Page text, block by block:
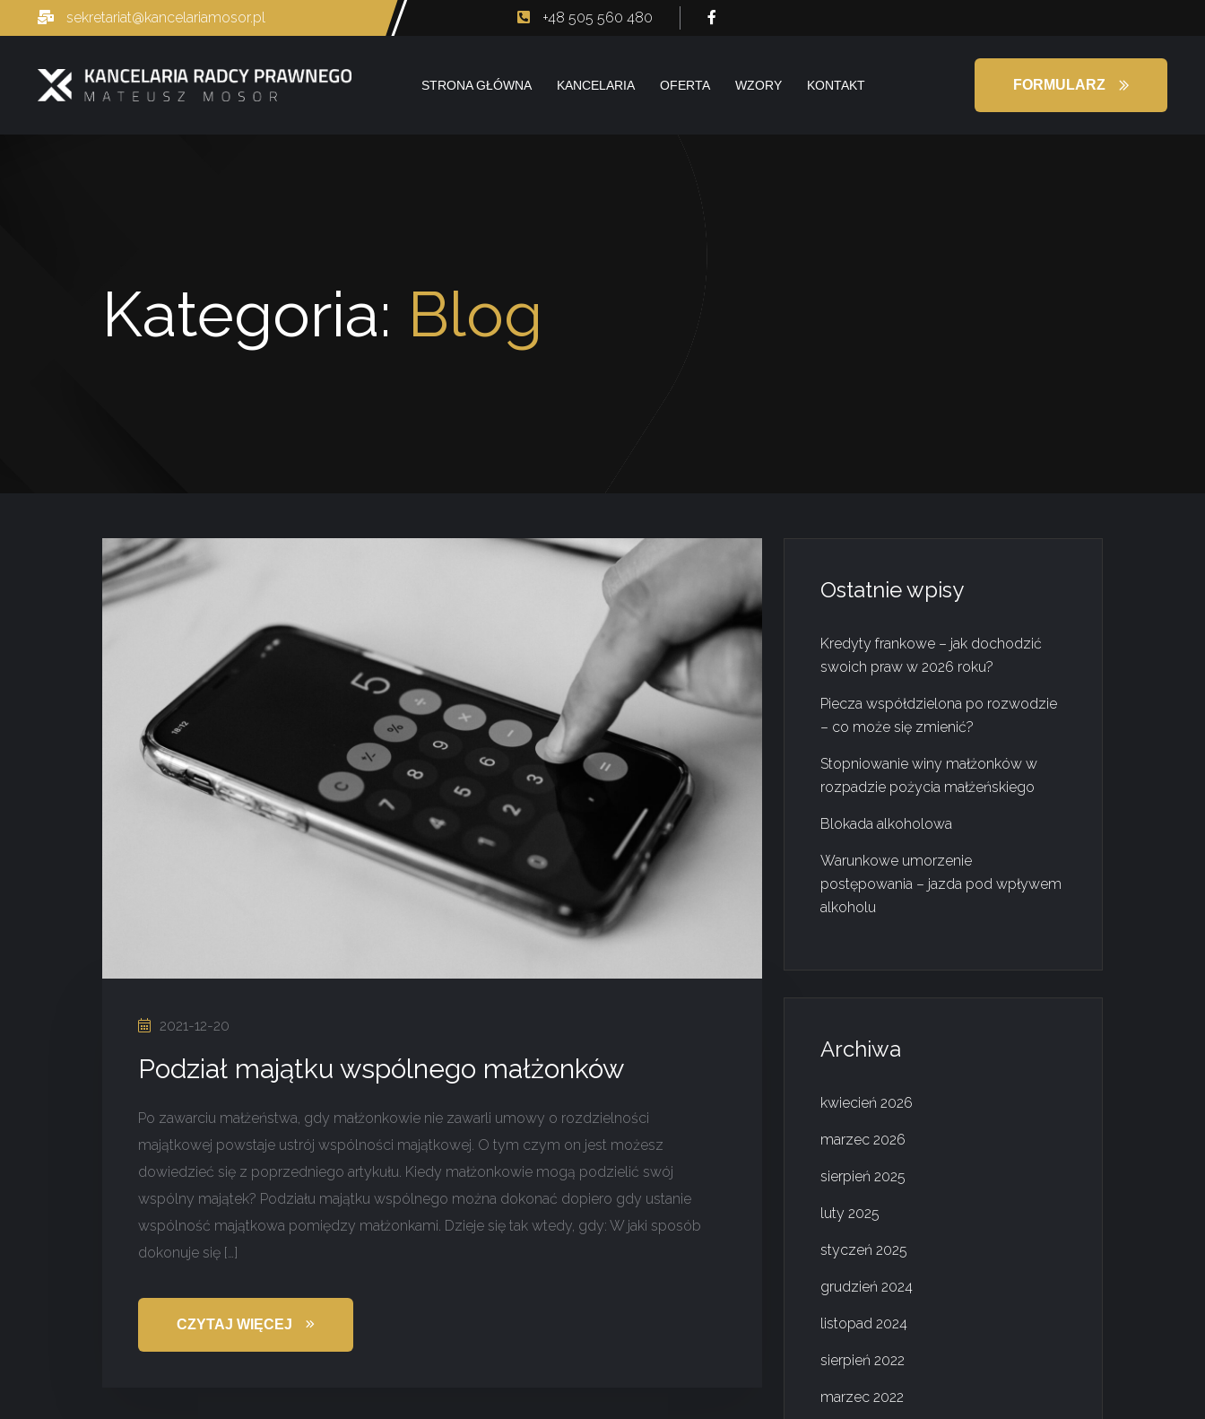
sekretariat@kancelariamosor.pl +48 505 560 480
STRONA GŁÓWNA KANCELARIA OFERTA WZORY KONTAKT FORMULARZ
Kategoria: Blog
2021-12-20
Podział majątku wspólnego małżonków
Po zawarciu małżeństwa, gdy małżonkowie nie zawarli umowy o rozdzielności
majątkowej powstaje ustrój wspólności majątkowej. O tym czym on jest możesz
dowiedzieć się z poprzedniego artykułu. Kiedy małżonkowie mogą podzielić swój
wspólny majątek? Podziału majątku wspólnego można dokonać dopiero gdy ustanie
wspólność majątkowa pomiędzy małżonkami. Dzieje się tak wtedy, gdy: W jaki sposób
dokonuje się […]
CZYTAJ WIĘCEJ
Ostatnie wpisy
Kredyty frankowe – jak dochodzić
swoich praw w 2026 roku?
Piecza współdzielona po rozwodzie
– co może się zmienić?
Stopniowanie winy małżonków w
rozpadzie pożycia małżeńskiego
Blokada alkoholowa
Warunkowe umorzenie
postępowania – jazda pod wpływem
alkoholu
Archiwa
kwiecień 2026
marzec 2026
sierpień 2025
luty 2025
styczeń 2025
grudzień 2024
listopad 2024
sierpień 2022
marzec 2022